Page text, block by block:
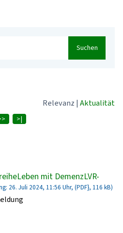
Suchen
Relevanz | Aktualität
>|
mit DemenzLVR-
26. Juli 2024, 11:56 Uhr, (PDF}, 116 kB)